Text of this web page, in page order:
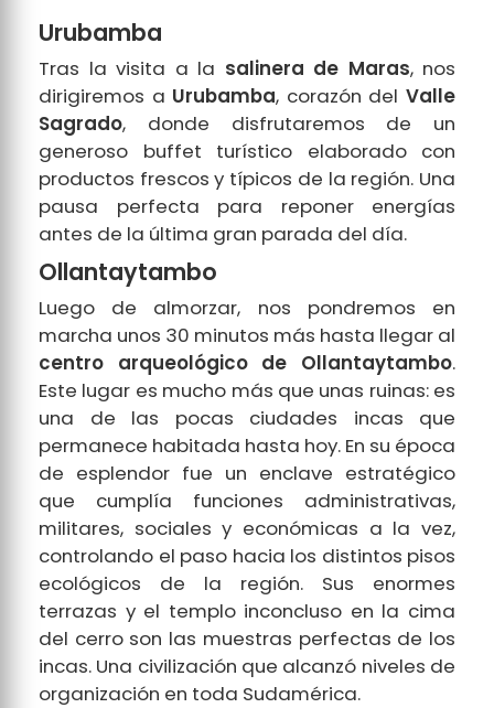
Urubamba
Tras la visita a la salinera de Maras, nos
dirigiremos a Urubamba, corazón delValle
Sagrado, donde disfrutaremos de un
generoso buffet turístico elaborado con
productos frescos y típicos de la región. Una
pausa perfecta para reponer energías
antes de la última gran parada del día.
Ollantaytambo
Luego de almorzar, nos pondremos en
marcha unos 30 minutos más hasta llegar al
centro arqueológico de Ollantaytambo.
Este lugar es mucho más que unas ruinas: es
una de las pocas ciudades incas que
permanece habitada hasta hoy. En su época
de esplendor fue un enclave estratégico
que cumplía funciones administrativas,
militares, sociales y económicas a la vez,
controlando el paso hacia los distintos pisos
ecológicos de la región. Sus enormes
terrazas y el templo inconcluso en la cima
del cerro son las muestras perfectas de los
incas. Una civilización que alcanzó niveles de
organización en toda Sudamérica.